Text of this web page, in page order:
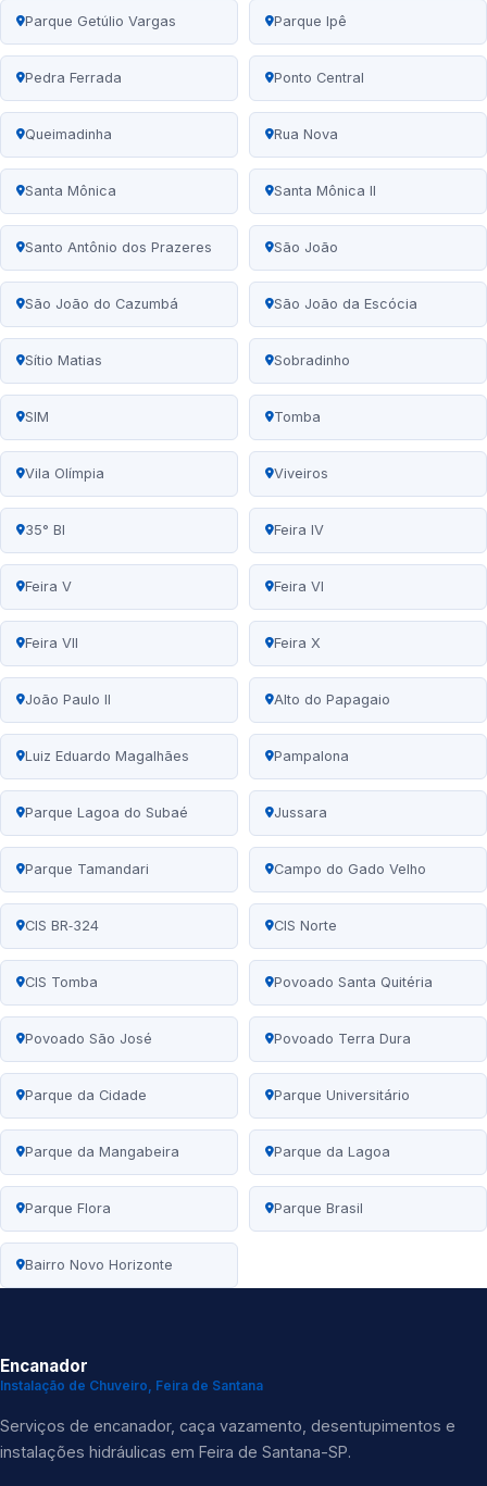
Parque Getúlio Vargas Parque Ipê
Pedra Ferrada Ponto Central
Queimadinha Rua Nova
Santa Mônica Santa Mônica II
Santo Antônio dos Prazeres São João
São João do Cazumbá São João da Escócia
Sítio Matias Sobradinho
SIM Tomba
Vila Olímpia Viveiros
35° BI Feira IV
Feira V Feira VI
Feira VII Feira X
João Paulo II Alto do Papagaio
Luiz Eduardo Magalhães Pampalona
Parque Lagoa do Subaé Jussara
Parque Tamandari Campo do Gado Velho
CIS BR‑324 CIS Norte
CIS Tomba Povoado Santa Quitéria
Povoado São José Povoado Terra Dura
Parque da Cidade Parque Universitário
Parque da Mangabeira Parque da Lagoa
Parque Flora Parque Brasil
Bairro Novo Horizonte
Encanador
Instalação de Chuveiro, Feira de Santana
Serviços de encanador, caça vazamento, desentupimentos e
instalações hidráulicas em Feira de Santana-SP.